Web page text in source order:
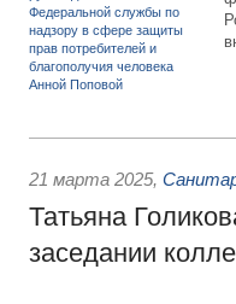
21 марта 2025,
Татьяна
заседании